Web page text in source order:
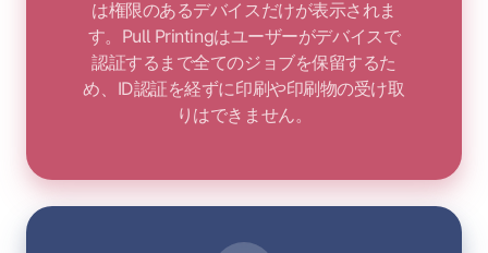
は権限のあるデバイスだけが表示されま
す。Pull Printingはユーザーがデバイスで
認証するまで全てのジョブを保留するた
め、ID認証を経ずに印刷や印刷物の受け取
りはできません。